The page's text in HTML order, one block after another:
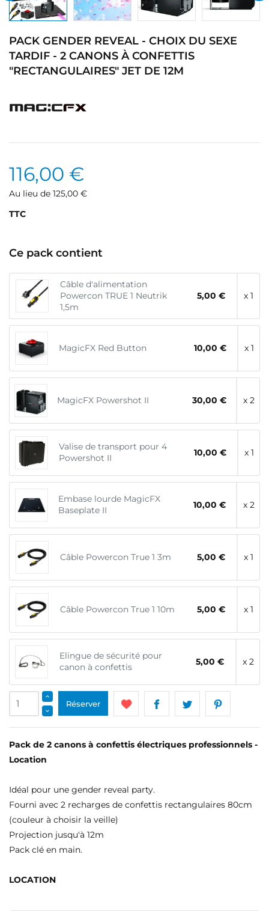
PACK GENDER REVEAL - CHOIX DU SEXE
TARDIF - 2 CANONS À CONFETTIS
"RECTANGULAIRES" JET DE 12M
116,00 €
Au lieu de 125,00 €
TTC
Ce pack contient
Câble d'alimentation
Powercon TRUE 1 Neutrik
1,5m
5,00 € x 1
MagicFX Red Button 10,00 € x 1
MagicFX Powershot II 30,00 € x 2
Valise de transport pour 4
Powershot II
10,00 € x 1
Embase lourde MagicFX
Baseplate II
10,00 € x 2
Câble Powercon True 1 3m 5,00 € x 1
Câble Powercon True 1 10m 5,00 € x 1
Elingue de sécurité pour
canon à confettis
5,00 € x 2
Réserver
Pack de 2 canons à confettis électriques professionnels -
Location
Idéal pour une gender reveal party.
Fourni avec 2 recharges de confettis rectangulaires 80cm
(couleur à choisir la veille)
Projection jusqu'à 12m
Pack clé en main.
LOCATION